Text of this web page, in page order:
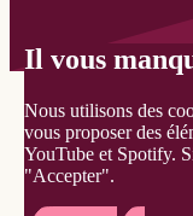
Il vous
Nous utilisons des
vous proposer des
YouTube et Spotify.
"Accepter".